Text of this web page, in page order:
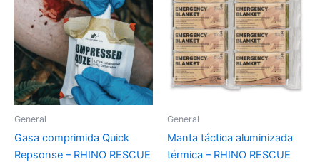
General
Gasa comprimida Quick
Repsonse – RHINO RESCUE
General
Manta táctica aluminizada
térmica – RHINO RESCUE